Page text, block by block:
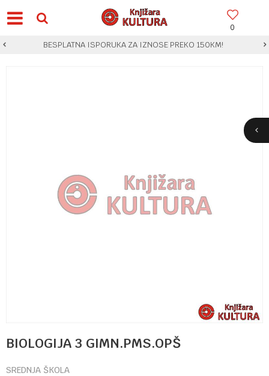
0
BESPLATNA ISPORUKA ZA IZNOSE PREKO 150KM!
BIOLOGIJA 3 GIMN.PMS.OPŠ
SREDNJA ŠKOLA